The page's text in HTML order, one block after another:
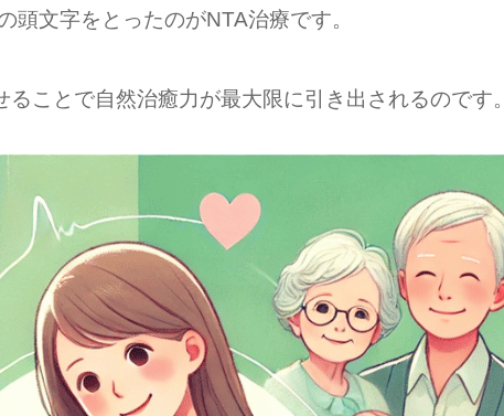
頭文字をとったのがNTA治療です。
ことで自然治癒力が最大限に引き出されるのです。